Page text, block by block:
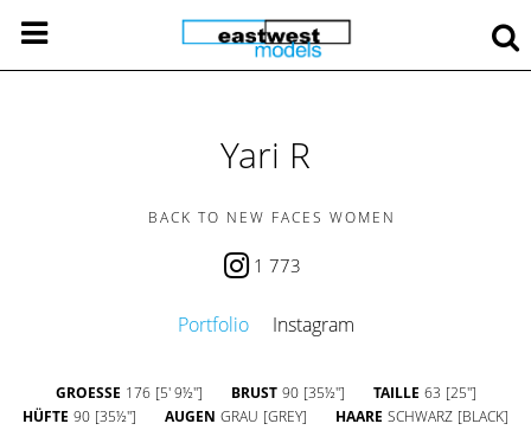
Yari R
BACK TO NEW FACES WOMEN
1 773
Portfolio Instagram
GROESSE 176 [5' 9½''] BRUST 90 [35½''] TAILLE 63 [25'']
HÜFTE 90 [35½''] AUGEN GRAU [GREY] HAARE SCHWARZ [BLACK]